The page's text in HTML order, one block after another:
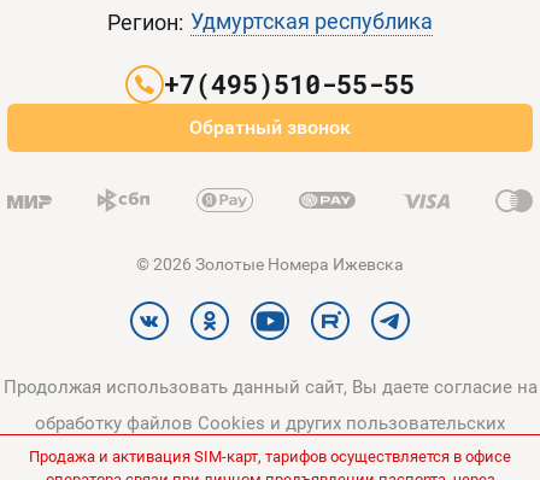
Оплата и доставка
Регион: Удмуртская республика
+7(495)510-55-55
Обратный звонок
© 2026 Золотые Номера Ижевска
Продолжая использовать данный сайт, Вы даете согласие на
обработку файлов Cookies и других пользовательских
данных, в соответствии сПолитикой конфиденциальности
Продажа и активация SIM-карт, тарифов осуществляется в офисе